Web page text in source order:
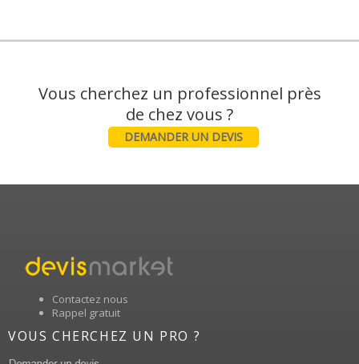
Vous cherchez un professionnel près
DEMANDER UN DEVIS
Contactez nous
Rappel gratuit
VOUS CHERCHEZ UN PRO ?